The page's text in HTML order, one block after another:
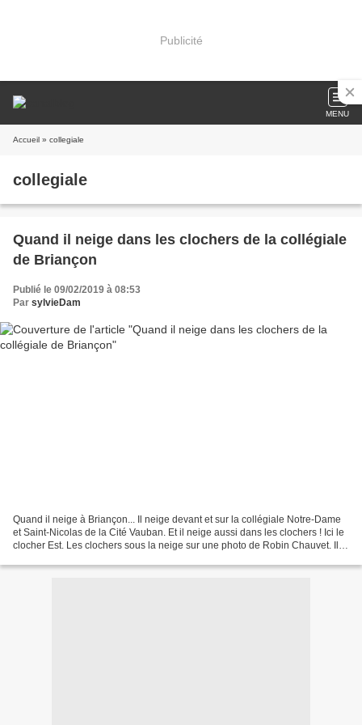
Publicité
MENU
Accueil » collegiale
collegiale
Quand il neige dans les clochers de la collégiale
de Briançon
Publié le 09/02/2019 à 08:53
Par sylvieDam
Quand il neige à Briançon... Il neige devant et sur la collégiale Notre-Dame
et Saint-Nicolas de la Cité Vauban. Et il neige aussi dans les clochers ! Ici le
clocher Est. Les clochers sous la neige sur une photo de Robin Chauvet. Il